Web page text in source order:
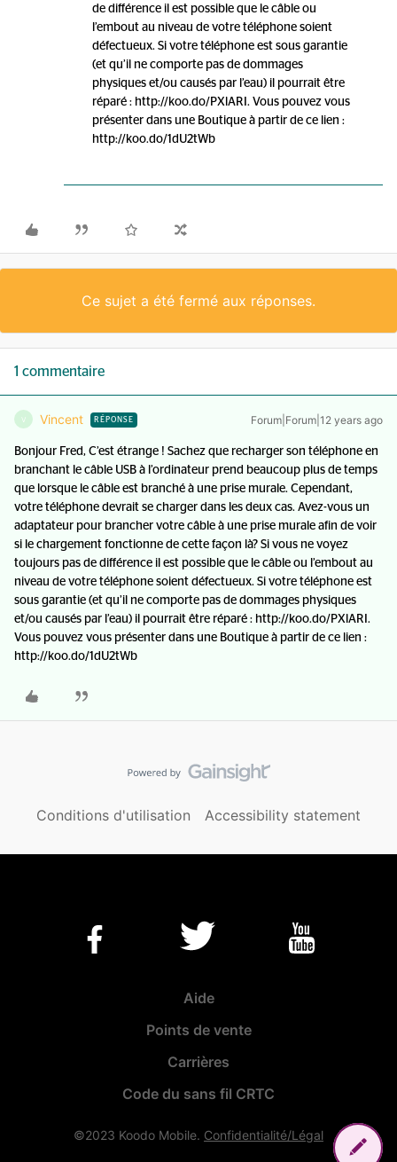
de différence il est possible que le câble ou
l’embout au niveau de votre téléphone soient
défectueux. Si votre téléphone est sous garantie
(et qu’il ne comporte pas de dommages
physiques et/ou causés par l’eau) il pourrait être
réparé : http://koo.do/PXlARI. Vous pouvez vous
présenter dans une Boutique à partir de ce lien :
http://koo.do/1dU2tWb
Ce sujet a été fermé aux réponses.
1 commentaire
V Vincent RÉPONSE Forum|Forum|12 years ago
Bonjour Fred, C’est étrange ! Sachez que recharger son téléphone en
branchant le câble USB à l’ordinateur prend beaucoup plus de temps
que lorsque le câble est branché à une prise murale. Cependant,
votre téléphone devrait se charger dans les deux cas. Avez-vous un
adaptateur pour brancher votre câble à une prise murale afin de voir
si le chargement fonctionne de cette façon là? Si vous ne voyez
toujours pas de différence il est possible que le câble ou l’embout au
niveau de votre téléphone soient défectueux. Si votre téléphone est
sous garantie (et qu’il ne comporte pas de dommages physiques
et/ou causés par l’eau) il pourrait être réparé : http://koo.do/PXlARI.
Vous pouvez vous présenter dans une Boutique à partir de ce lien :
http://koo.do/1dU2tWb
Conditions d'utilisation Accessibility statement
Aide
Points de vente
Carrières
Code du sans fil CRTC
©2023 Koodo Mobile. Confidentialité/Légal